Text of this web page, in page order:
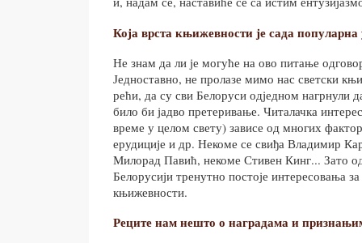
Која врста књижевности је сада популарна
Не знам да ли је могуће на ово питање
Једноставно, не пролазе мимо нас светски
рећи, да су сви Белоруси одједном нагрнули
било би јадво претеривање. Читалачка
време у целом свету) зависе од многих
ерудиције и др. Некоме се свиђа Владимир
Милорад Павић, некоме Стивен Кинг... Зато
Белорусији тренутно постоје интересовања
књижевности.
Реците нам нешто о наградама и